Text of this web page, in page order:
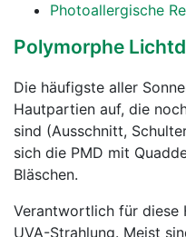
Photoallergische
Polymorphe
Die häufigste aller
Hautpartien auf, die
sind (Ausschnitt,
sich die PMD mit
Bläschen.
Verantwortlich für diese
UVA-Strahlung. Meist